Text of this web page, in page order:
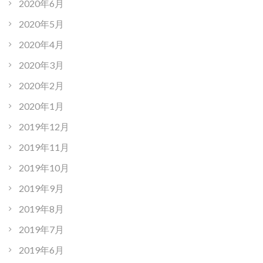
2020年6月
2020年5月
2020年4月
2020年3月
2020年2月
2020年1月
2019年12月
2019年11月
2019年10月
2019年9月
2019年8月
2019年7月
2019年6月